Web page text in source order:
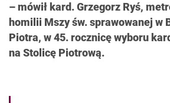
– mówił kard. Grzegorz Ryś,
homilii Mszy św. sprawowanej w
Piotra, w 45. rocznicę wyboru
na Stolicę Piotrową.